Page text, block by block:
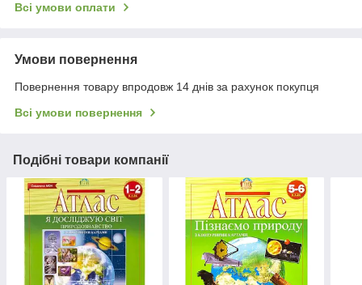
Всі умови оплати
Умови повернення
Повернення товару впродовж 14 днів за рахунок покупця
Всі умови повернення
Подібні товари компанії